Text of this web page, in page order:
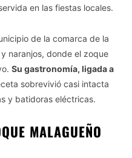
en las fiestas locales.
de la comarca de la
naranjos, donde el zoque
Su gastronomía, ligada a
sobrevivió casi intacta
y batidoras eléctricas.
MALAGUEÑO